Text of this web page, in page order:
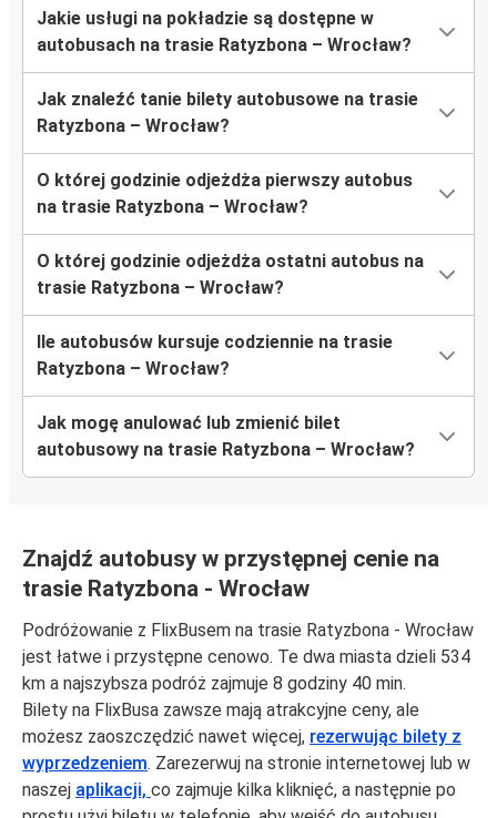
Jakie usługi na pokładzie są dostępne w
autobusach na trasie Ratyzbona – Wrocław?
Jak znaleźć tanie bilety autobusowe na trasie
Ratyzbona – Wrocław?
O której godzinie odjeżdża pierwszy autobus
na trasie Ratyzbona – Wrocław?
O której godzinie odjeżdża ostatni autobus na
trasie Ratyzbona – Wrocław?
Ile autobusów kursuje codziennie na trasie
Ratyzbona – Wrocław?
Jak mogę anulować lub zmienić bilet
autobusowy na trasie Ratyzbona – Wrocław?
Znajdź autobusy w przystępnej cenie na
trasie Ratyzbona - Wrocław
Podróżowanie z FlixBusem na trasie Ratyzbona - Wrocław
jest łatwe i przystępne cenowo. Te dwa miasta dzieli 534
km a najszybsza podróż zajmuje 8 godziny 40 min.
Bilety na FlixBusa zawsze mają atrakcyjne ceny, ale
możesz zaoszczędzić nawet więcej, rezerwując bilety z
wyprzedzeniem. Zarezerwuj na stronie internetowej lub w
naszej aplikacji, co zajmuje kilka kliknięć, a następnie po